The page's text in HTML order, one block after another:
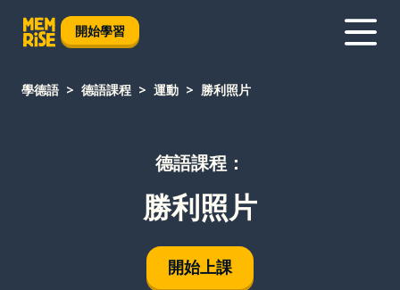
開始學習
學德語 德語課程 運動 勝利照片
德語課程：
勝利照片
開始上課